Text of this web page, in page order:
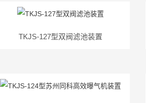
TKJS-127型双阀滤池装置